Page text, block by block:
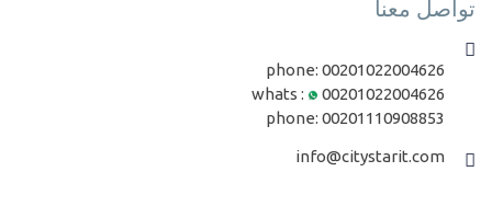
تواصل معنا
phone: 00201022004626
whats :
00201022004626
phone: 00201110908853
info@citystarit.com